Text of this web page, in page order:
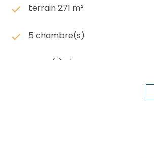
terrain 271 m²
5 chambre(s)
1 salle(s) d'eau